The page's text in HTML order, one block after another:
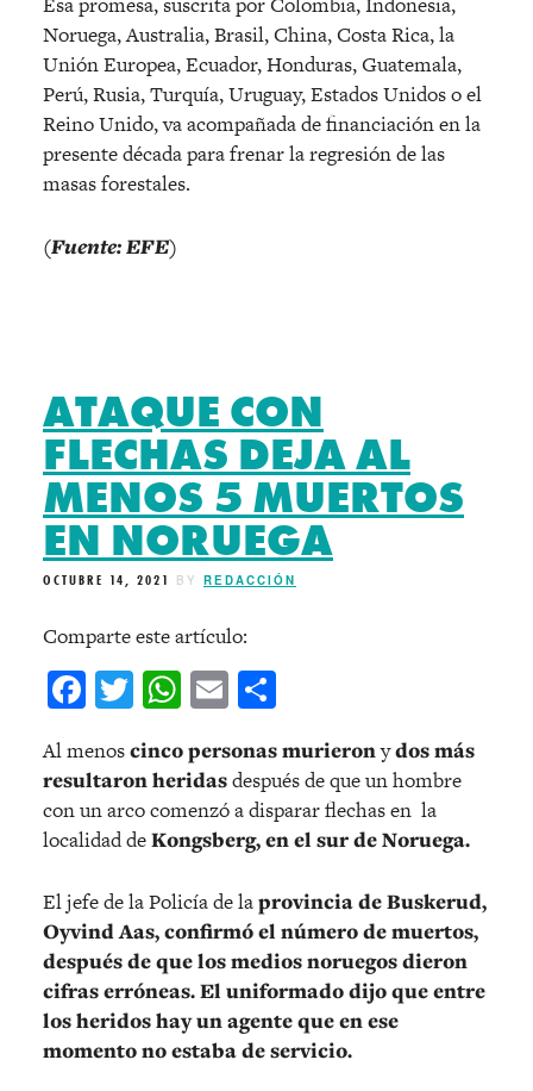
Noruega, Australia, Brasil, China, Costa Rica, la
Unión Europea, Ecuador, Honduras, Guatemala,
Perú, Rusia, Turquía, Uruguay, Estados Unidos o el
Reino Unido, va acompañada de financiación en la
presente década para frenar la regresión de las
masas forestales.
(Fuente: EFE)
ATAQUE CON
FLECHAS DEJA AL
MENOS 5 MUERTOS
EN NORUEGA
OCTUBRE 14, 2021 BY REDACCIÓN
Comparte este artículo:
Facebook
Twitter
WhatsApp
Email
Al menoscinco personas murieronydos más
resultaron heridasdespués de que un hombre
con un arco comenzó a disparar flechas en la
localidad deKongsberg, en el sur de Noruega.
El jefe de la Policía de laprovincia de Buskerud,
Oyvind Aas, confirmó el número de muertos,
después de que los medios noruegos dieron
cifras erróneas. El uniformado dijo que entre
los heridos hay un agente que en ese
momento no estaba de servicio.